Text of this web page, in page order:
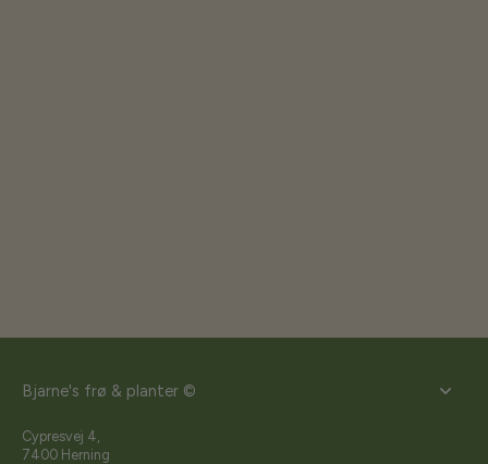
Bjarne's frø & planter ©
Cypresvej 4,
7400 Herning